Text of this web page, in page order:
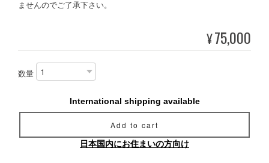
ませんのでご了承下さい。
¥75,000
数量
International shipping available
Add to cart
日本国内にお住まいの方向け